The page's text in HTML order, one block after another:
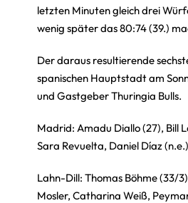
letzten Minuten gleich drei
wenig später das 80:74 (39.)
Der daraus resultierende
spanischen Hauptstadt am
und Gastgeber Thuringia Bulls.
Madrid: Amadu Diallo (27), Bill
Sara Revuelta, Daniel Díaz
Lahn-Dill: Thomas Böhme (33/
Mosler, Catharina Weiß,